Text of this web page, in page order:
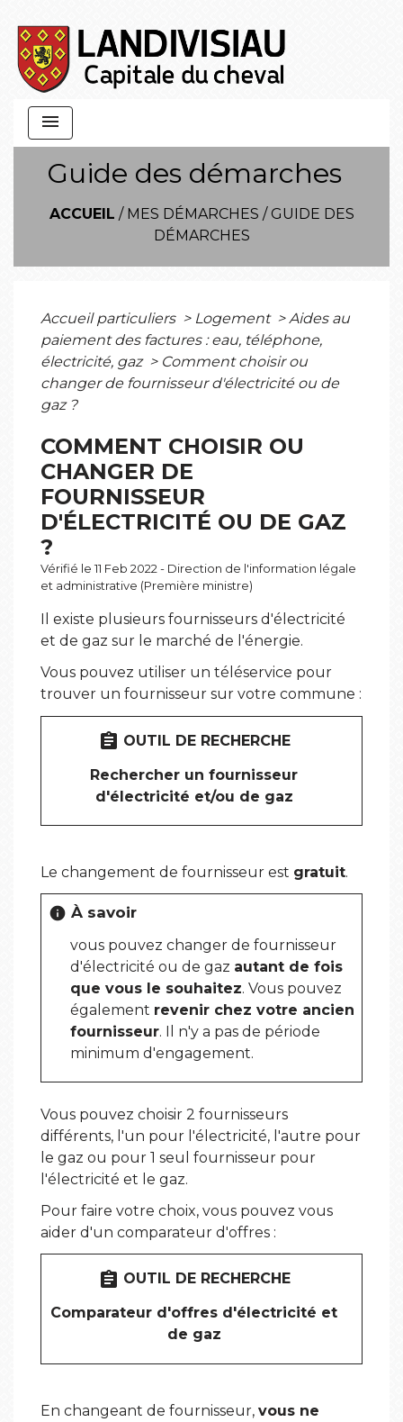
menu
Guide des démarches
ACCUEIL / MES DÉMARCHES / GUIDE DES
DÉMARCHES
Accueil particuliers > Logement > Aides au
paiement des factures : eau, téléphone,
électricité, gaz > Comment choisir ou
changer de fournisseur d'électricité ou de
gaz ?
COMMENT CHOISIR OU
CHANGER DE
FOURNISSEUR
D'ÉLECTRICITÉ OU DE GAZ
?
Vérifié le 11 Feb 2022 - Direction de l'information légale
et administrative (Première ministre)
Il existe plusieurs fournisseurs d'électricité
et de gaz sur le marché de l'énergie.
Vous pouvez utiliser un téléservice pour
trouver un fournisseur sur votre commune :
assignment OUTIL DE RECHERCHE
Rechercher un fournisseur
d'électricité et/ou de gaz
Le changement de fournisseur est gratuit.
info À savoir
vous pouvez changer de fournisseur
d'électricité ou de gaz autant de fois
que vous le souhaitez. Vous pouvez
également revenir chez votre ancien
fournisseur. Il n'y a pas de période
minimum d'engagement.
Vous pouvez choisir 2 fournisseurs
différents, l'un pour l'électricité, l'autre pour
le gaz ou pour 1 seul fournisseur pour
l'électricité et le gaz.
Pour faire votre choix, vous pouvez vous
aider d'un comparateur d'offres :
assignment OUTIL DE RECHERCHE
Comparateur d'offres d'électricité et
de gaz
En changeant de fournisseur, vous ne